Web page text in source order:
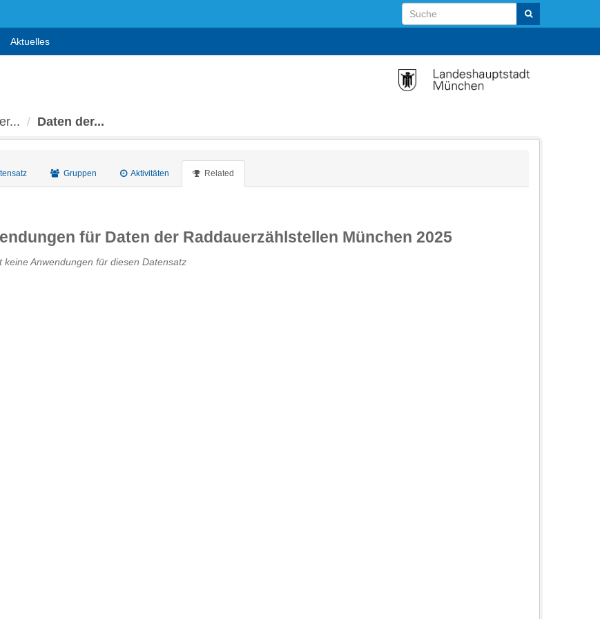
Aktuelles
Daten der...
Gruppen Aktivitäten Related
für Daten der Raddauerzählstellen München 2025
keine Anwendungen für diesen Datensatz